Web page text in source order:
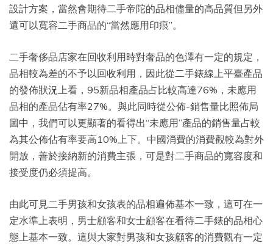
設計方案，當然會期待二手帝陀的品相儘量的高品質但另外
還可以寬容二手商品的“當然應用印痕”。
二手奢侈品店家在回收利用時對奢品的色澤有一定的規定，
品相較為差的不予以回收利用，因此從二手錶線上平臺產品
的發佈狀況上看，95新品相產品占比較高達76%，未應用
品相的產品佔有率27%。與此同時從公佈-銷售量比照佈局
圖中，我們可以更顯著的看得出“未應用”產品的銷售量占較
為其公佈佔有率要高10%上下。中國消費的消費觀較為對外
開放，善於接納新的消費主張，可是對二手商品的寬容度和
接受度仍必須提高。
由此可見二手男孩和女孩表的品相遍佈基本一致，這可在一
定水準上表明，男士顧客和女士顧客在看待二手錶的品相心
態上基本一致。這與大家對男孩和女孩顧客的消費觀有一定